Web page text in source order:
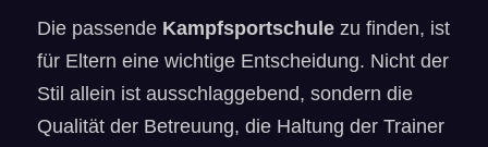
Die passende Kampfsportschule zu finden, ist
für Eltern eine wichtige Entscheidung. Nicht der
Stil allein ist ausschlaggebend, sondern die
Qualität der Betreuung, die Haltung der Trainer